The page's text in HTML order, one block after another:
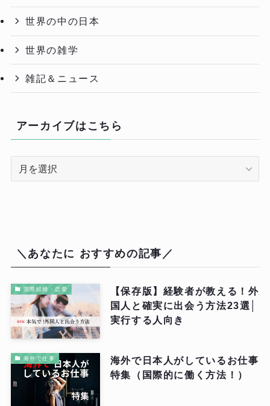
世界の中の日本
世界の雑学
雑記＆ニュース
アーカイブはこちら
こ
ち
ら
＼あなたに おすすめの記事／
国際結婚・恋愛
【保存版】経験者が教える！外
国人と確実に出会う方法23選│
実行する人向き
海外で仕事
海外で日本人がしているお仕事
特集（国際的に働く方法！）